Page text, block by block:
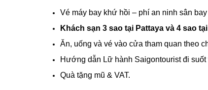
Vé máy bay khứ hồi – phí an ninh sân
Khách sạn 3 sao tại Pattaya và 4 sao
Ăn, uống và vé vào cửa tham quan theo
Hướng dẫn Lữ hành Saigontourist đi
Quà tặng mũ & VAT.